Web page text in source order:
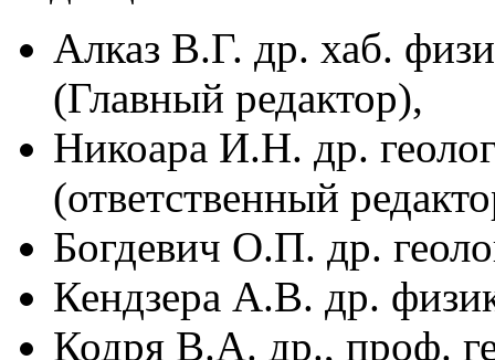
Алказ В.Г. др. хаб.
(Главный редактор),
Никоара И.Н. др.
(ответственный
Богдевич О.П. др.
Кендзера А.В. др.
Кодря В.А. др., проф.